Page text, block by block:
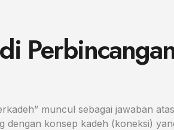
muncul sebagai jawaban
konsep kadeh (koneksi)